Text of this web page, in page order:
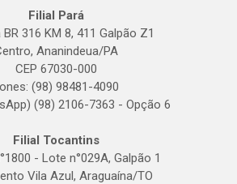
Filial Pará
316 KM 8, 411 Galpão Z1
Ananindeua/PA
CEP 67030-000
(98) 98481-4090
(98) 2106-7363 - Opção 6
Filial Tocantins
- Lote n°029A, Galpão 1
Vila Azul, Araguaína/TO